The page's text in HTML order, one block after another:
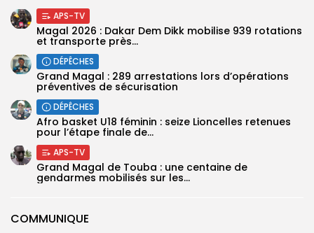
COMMUNIQUE
APS-TV
Magal 2026 : Dakar Dem Dikk mobilise 939 rotations
et transporte près...
DÉPÊCHES
Grand Magal : 289 arrestations lors d’opérations
préventives de sécurisation
DÉPÊCHES
‎Afro basket U18 féminin : seize Lioncelles retenues
pour l’étape finale de...
APS-TV
Grand Magal de Touba : une centaine de
gendarmes mobilisés sur les...